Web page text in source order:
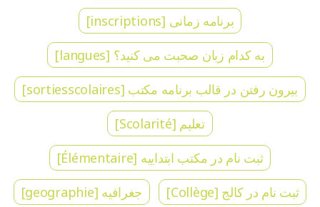
برنامه زمانی [inscriptions]
به کدام زبان صحبت می کنید؟ [langues]
بیرون رفتن در قالب برنامه مکتب [sortiesscolaires]
تعلیم [Scolarité]
ثبت نام در مکتب ابتداییه [Élémentaire]
ثبت نام در کالج [Collège]
جغرافیه [geographie]